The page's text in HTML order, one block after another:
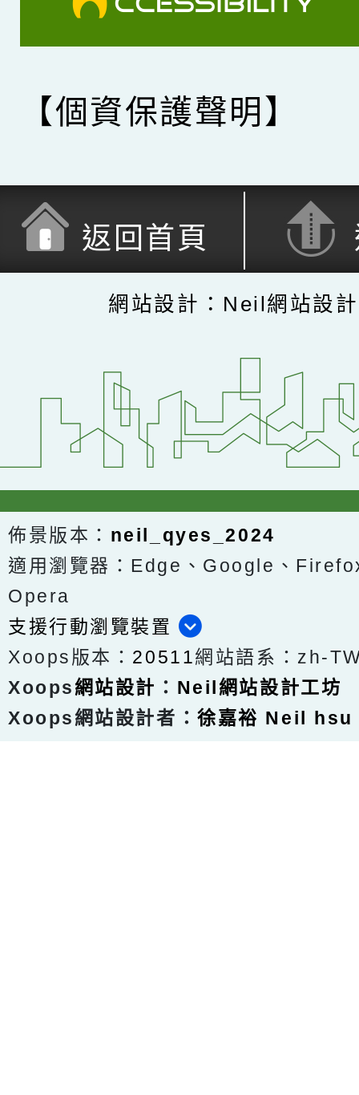
【個資保護聲明】
返回首頁
網站設計：Neil網站設
佈景版本： neil_qyes_2024
適用瀏覽器：Edge、Google、
Opera
支援行動瀏覽裝置
Xoops版本： 20511網站語系：zh-
Xoops網站設計 ： Neil網站設計工坊
Xoops網站設計者：徐嘉裕 Neil hsu